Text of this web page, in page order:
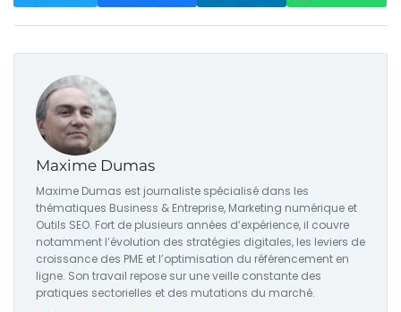
Maxime Dumas
Maxime Dumas est journaliste spécialisé dans les
thématiques Business & Entreprise, Marketing numérique et
Outils SEO. Fort de plusieurs années d’expérience, il couvre
notamment l’évolution des stratégies digitales, les leviers de
croissance des PME et l’optimisation du référencement en
ligne. Son travail repose sur une veille constante des
pratiques sectorielles et des mutations du marché.